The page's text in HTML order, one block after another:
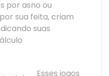
por asno ou
sua feita, criam
suas
Esses jogos